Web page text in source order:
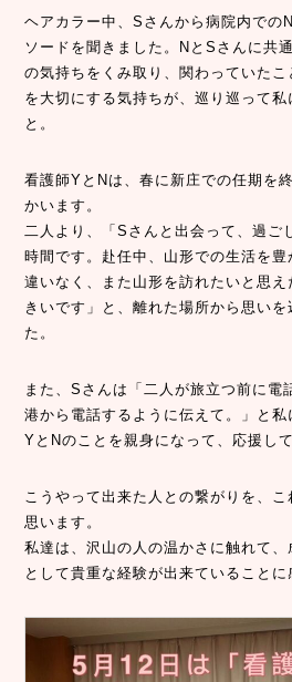
ヘアカラー中、Sさんから病院内での
ソードを聞きました。NとSさんに共
の気持ちをくみ取り、関わっていた
を大切にする気持ちが、巡り巡って
と。
看護師YとNは、春に新庄での任期を
かいます。
二人より、「Sさんと出会って、過ご
時間です。赴任中、山形での生活を
違いなく、また山形を訪れたいと思
きいです」と、離れた場所から思い
た。
また、Sさんは「二人が旅立つ前に電
港から電話するように伝えて。」と私
YとNのことを親身になって、応援し
こうやって出来た人との繋がりを、こ
思います。
私達は、沢山の人の温かさに触れて
として貴重な経験が出来ていること